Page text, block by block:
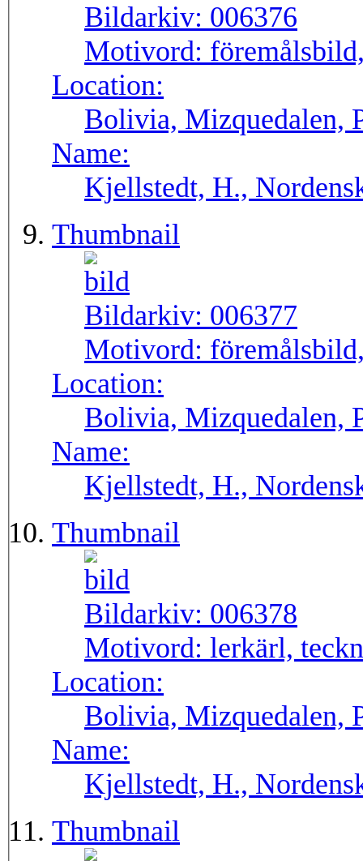
Bildarkiv: 006376
Motivord:
Location:
Bolivia, Mizquedalen,
Name:
Kjellstedt, H.,
Thumbnail
Bildarkiv: 006377
Motivord:
Location:
Bolivia, Mizquedalen,
Name:
Kjellstedt, H.,
Thumbnail
Bildarkiv: 006378
Motivord: lerkärl,
Location:
Bolivia, Mizquedalen,
Name:
Kjellstedt, H.,
Thumbnail